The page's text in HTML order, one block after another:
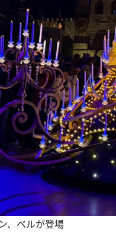
、ベルが登場